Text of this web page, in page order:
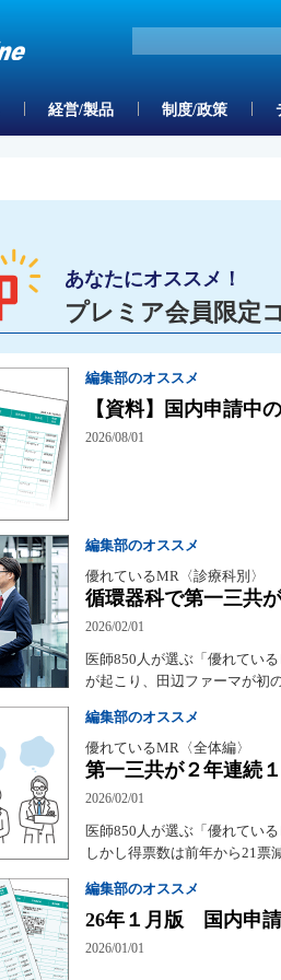
経営/製品 制度/政策
あなたにオススメ！
プレミア会員限定
編集部のオススメ
【資料】国内申請中
2026/08/01
編集部のオススメ
優れているMR〈診療科別〉
循環器科で第一三共
2026/02/01
医師850人が選ぶ「優れてい
が起こり、田辺ファーマが初
編集部のオススメ
優れているMR〈全体編〉
第一三共が２年連続
2026/02/01
医師850人が選ぶ「優れてい
しかし得票数は前年から21票
編集部のオススメ
26年１月版 国内申
2026/01/01